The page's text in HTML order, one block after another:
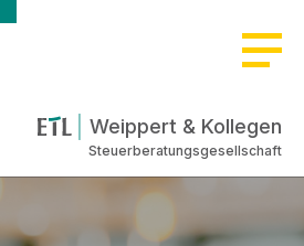
Weippert & Kollegen
Steuerberatungsgesellschaft